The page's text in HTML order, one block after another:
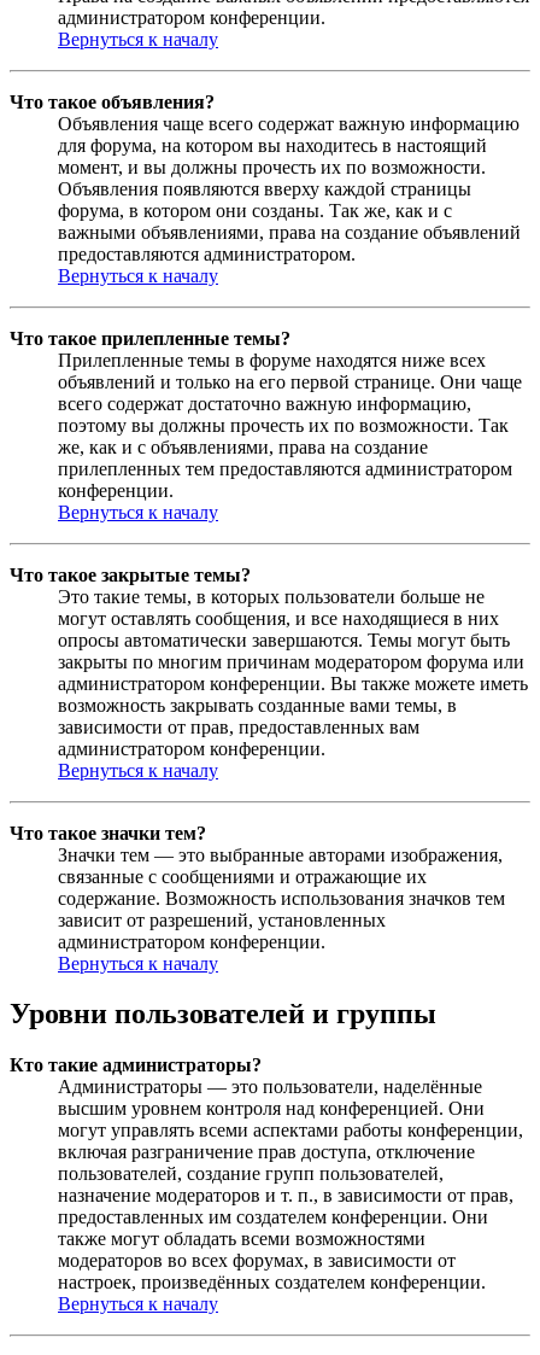
администратором конференции.
Вернуться к началу
Что такое объявления?
Объявления чаще всего содержат важную информацию
для форума, на котором вы находитесь в настоящий
момент, и вы должны прочесть их по возможности.
Объявления появляются вверху каждой страницы
форума, в котором они созданы. Так же, как и с
важными объявлениями, права на создание объявлений
предоставляются администратором.
Вернуться к началу
Что такое прилепленные темы?
Прилепленные темы в форуме находятся ниже всех
объявлений и только на его первой странице. Они чаще
всего содержат достаточно важную информацию,
поэтому вы должны прочесть их по возможности. Так
же, как и с объявлениями, права на создание
прилепленных тем предоставляются администратором
конференции.
Вернуться к началу
Что такое закрытые темы?
Это такие темы, в которых пользователи больше не
могут оставлять сообщения, и все находящиеся в них
опросы автоматически завершаются. Темы могут быть
закрыты по многим причинам модератором форума или
администратором конференции. Вы также можете иметь
возможность закрывать созданные вами темы, в
зависимости от прав, предоставленных вам
администратором конференции.
Вернуться к началу
Что такое значки тем?
Значки тем — это выбранные авторами изображения,
связанные с сообщениями и отражающие их
содержание. Возможность использования значков тем
зависит от разрешений, установленных
администратором конференции.
Вернуться к началу
Уровни пользователей и группы
Кто такие администраторы?
Администраторы — это пользователи, наделённые
высшим уровнем контроля над конференцией. Они
могут управлять всеми аспектами работы конференции,
включая разграничение прав доступа, отключение
пользователей, создание групп пользователей,
назначение модераторов и т. п., в зависимости от прав,
предоставленных им создателем конференции. Они
также могут обладать всеми возможностями
модераторов во всех форумах, в зависимости от
настроек, произведённых создателем конференции.
Вернуться к началу